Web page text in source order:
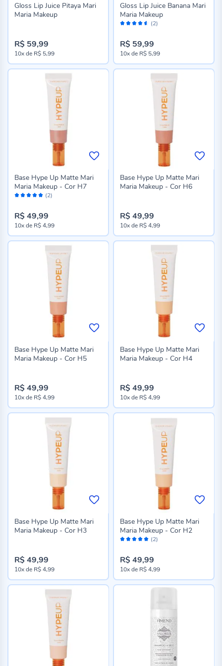
Gloss Lip Juice Pitaya Mari
Maria Makeup
R$ 59,99
10xde R$ 5,99
Avaliação: (2)
Gloss Lip Juice Banana Mari
Maria Makeup
R$ 59,99
10xde R$ 5,99
Avaliação: (2)
Base Hype Up Matte Mari
Maria Makeup - Cor H7
R$ 49,99
10xde R$ 4,99
Base Hype Up Matte Mari
Maria Makeup - Cor H6
R$ 49,99
10xde R$ 4,99
Base Hype Up Matte Mari
Maria Makeup - Cor H5
R$ 49,99
10xde R$ 4,99
Base Hype Up Matte Mari
Maria Makeup - Cor H4
R$ 49,99
10xde R$ 4,99
Base Hype Up Matte Mari
Maria Makeup - Cor H3
R$ 49,99
10xde R$ 4,99
Avaliação: (2)
Base Hype Up Matte Mari
Maria Makeup - Cor H2
R$ 49,99
10xde R$ 4,99